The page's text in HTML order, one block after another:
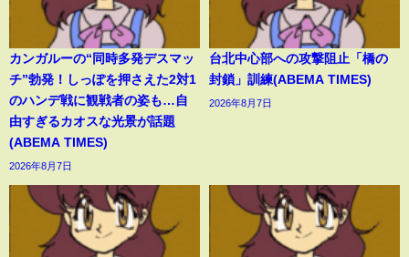
カンガルーの“同時多発デスマッ
チ”勃発！しっぽを押さえた2対1
のハンデ戦に観戦者の姿も…自
由すぎるカオスな光景が話題
(ABEMA TIMES)
2026年8月7日
台北中心部への攻撃阻止「橋の
封鎖」訓練(ABEMA TIMES)
2026年8月7日